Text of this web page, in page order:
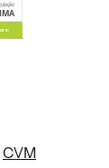
CVM